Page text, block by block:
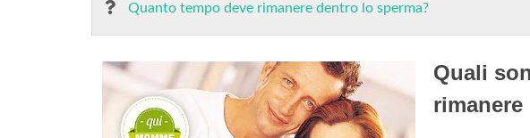
Quanto tempo deve rimanere dentro lo sperma?
Quali